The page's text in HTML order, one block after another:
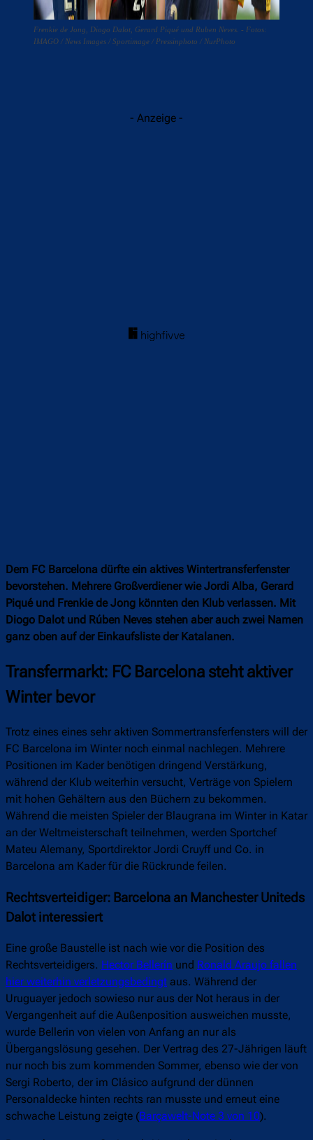
Frenkie de Jong, Diogo Dalot, Gerard Piqué und Ruben Neves. - Fotos:
IMAGO / News Images / Sportimage / Pressinphoto / NurPhoto
- Anzeige -
Dem FC Barcelona dürfte ein aktives Wintertransferfenster
bevorstehen. Mehrere Großverdiener wie Jordi Alba, Gerard
Piqué und Frenkie de Jong könnten den Klub verlassen. Mit
Diogo Dalot und Rúben Neves stehen aber auch zwei Namen
ganz oben auf der Einkaufsliste der Katalanen.
Transfermarkt: FC Barcelona steht aktiver
Winter bevor
Trotz eines eines sehr aktiven Sommertransferfensters will der
FC Barcelona im Winter noch einmal nachlegen. Mehrere
Positionen im Kader benötigen dringend Verstärkung,
während der Klub weiterhin versucht, Verträge von Spielern
mit hohen Gehältern aus den Büchern zu bekommen.
Während die meisten Spieler der Blaugrana im Winter in Katar
an der Weltmeisterschaft teilnehmen, werden Sportchef
Mateu Alemany, Sportdirektor Jordi Cruyff und Co. in
Barcelona am Kader für die Rückrunde feilen.
Rechtsverteidiger: Barcelona an Manchester Uniteds
Dalot interessiert
Eine große Baustelle ist nach wie vor die Position des
Rechtsverteidigers. Hector Bellerín und Ronald Araujo fallen
hier weiterhin verletzungsbedingt aus. Während der
Uruguayer jedoch sowieso nur aus der Not heraus in der
Vergangenheit auf die Außenposition ausweichen musste,
wurde Bellerin von vielen von Anfang an nur als
Übergangslösung gesehen. Der Vertrag des 27-Jährigen läuft
nur noch bis zum kommenden Sommer, ebenso wie der von
Sergi Roberto, der im Clásico aufgrund der dünnen
Personaldecke hinten rechts ran musste und erneut eine
schwache Leistung zeigte (Barçawelt-Note 3 von 10).